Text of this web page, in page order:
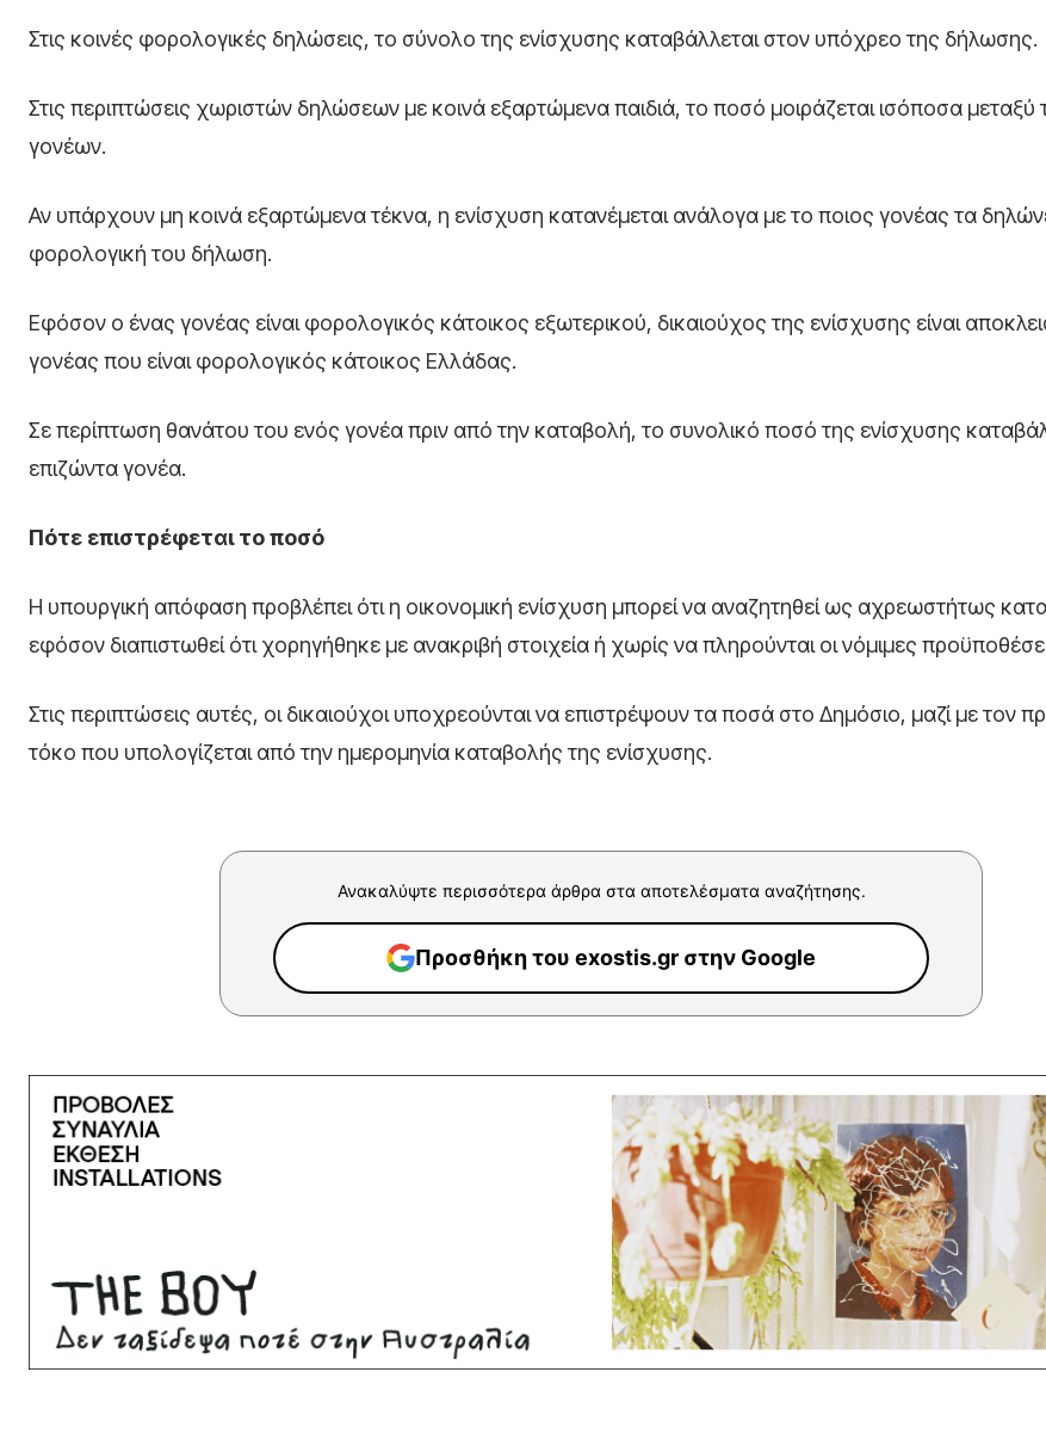
Στις κοινές φορολογικές δηλώσεις, το σύνολο της ενίσχυσης καταβάλλεται στον υπόχρεο της δήλωσης.
Στις περιπτώσεις χωριστών δηλώσεων με κοινά εξαρτώμενα παιδιά, το ποσό μοιράζεται ισόποσα μεταξύ
γονέων.
Αν υπάρχουν μη κοινά εξαρτώμενα τέκνα, η ενίσχυση κατανέμεται ανάλογα με το ποιος γονέας τα
φορολογική του δήλωση.
Εφόσον ο ένας γονέας είναι φορολογικός κάτοικος εξωτερικού, δικαιούχος της ενίσχυσης είναι
γονέας που είναι φορολογικός κάτοικος Ελλάδας.
Σε περίπτωση θανάτου του ενός γονέα πριν από την καταβολή, το συνολικό ποσό της ενίσχυσης
επιζώντα γονέα.
Πότε επιστρέφεται το ποσό
Η υπουργική απόφαση προβλέπει ότι η οικονομική ενίσχυση μπορεί να αναζητηθεί ως αχρεωστήτως
εφόσον διαπιστωθεί ότι χορηγήθηκε με ανακριβή στοιχεία ή χωρίς να πληρούνται οι νόμιμες
Στις περιπτώσεις αυτές, οι δικαιούχοι υποχρεούνται να επιστρέψουν τα ποσά στο Δημόσιο, μαζί με τον
τόκο που υπολογίζεται από την ημερομηνία καταβολής της ενίσχυσης.
Ανακαλύψτε περισσότερα άρθρα στα αποτελέσματα αναζήτησης.
Προσθήκη του exostis.gr στην Google